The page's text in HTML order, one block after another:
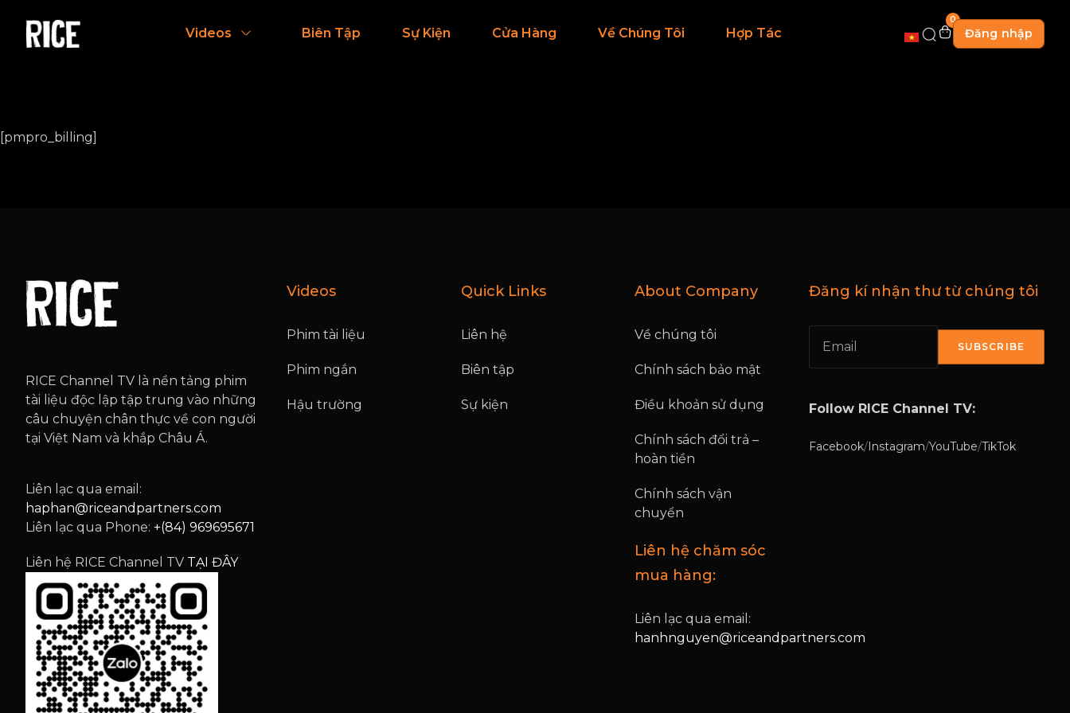
Videos Biên Tập Sự Kiện Cửa Hàng Về Chúng Tôi Hợp Tác
0
Đăng nhập
[pmpro_billing]
RICE Channel TV là nền tảng phim
tài liệu độc lập tập trung vào những
câu chuyện chân thực về con người
tại Việt Nam và khắp Châu Á.
Liên lạc qua email:
haphan@riceandpartners.com
Liên lạc qua Phone: +(84) 969695671
Liên hệ RICE Channel TV TẠI ĐÂY
Videos
Phim tài liệu
Phim ngắn
Hậu trường
Quick Links
Liên hệ
Biên tập
Sự kiện
About Company
Về chúng tôi
Chính sách bảo mật
Điều khoản sử dụng
Chính sách đổi trả –
hoàn tiền
Chính sách vận
chuyển
Liên hệ chăm sóc
mua hàng:
Liên lạc qua email:
hanhnguyen@riceandpartners.com
Đăng kí nhận thư từ chúng tôi
SUBSCRIBE
Follow RICE Channel TV:
Facebook/Instagram/YouTube/TikTok